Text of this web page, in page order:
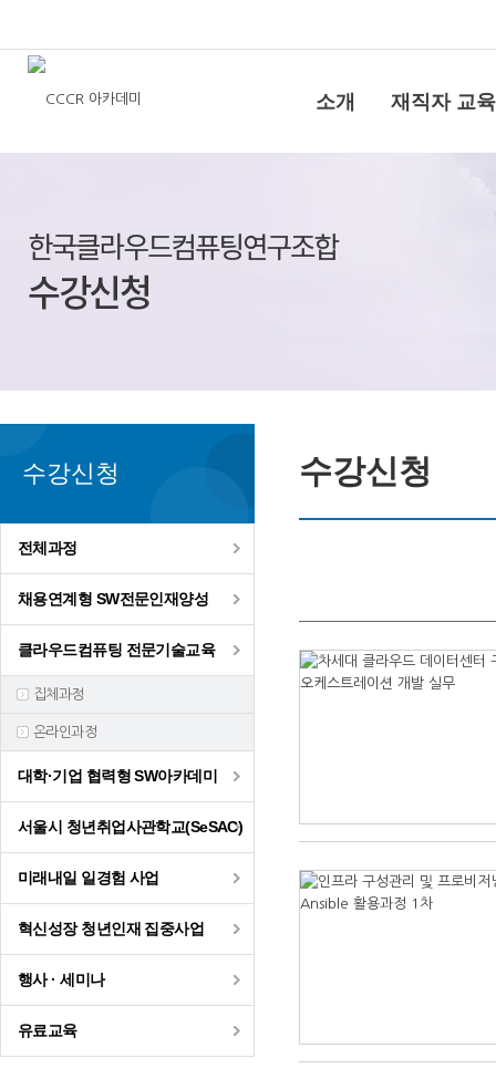
소개 재직자 교육
수강신청
전체과정
채용연계형 SW전문인재양성
클라우드컴퓨팅 전문기술교육
집체과정
온라인과정
대학·기업 협력형 SW아카데미
서울시 청년취업사관학교(SeSAC)
미래내일 일경험 사업
혁신성장 청년인재 집중사업
행사 · 세미나
유료교육
수강신청